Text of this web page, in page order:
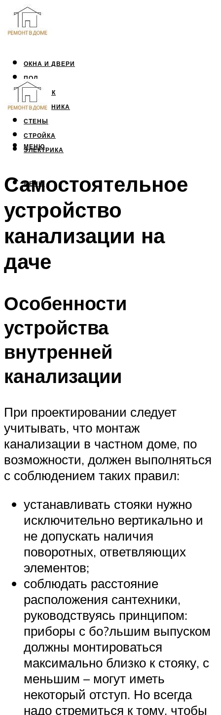
ОКНА И ДВЕРИ
ПОЛ
ПОТОЛОК
САНТЕХНИКА
СТЕНЫ
СТРОЙКА
ЭЛЕКТРИКА
МЕНЮ
МЕНЮ
Самостоятельное
устройство
канализации на
даче
Особенности
устройства
внутренней
канализации
При проектировании следует
учитывать, что монтаж
канализации в частном доме, по
возможности, должен выполняться
с соблюдением таких правил:
устанавливать стояки нужно
исключительно вертикально и
не допускать наличия
поворотных, ответвляющих
элементов;
соблюдать расстояние
расположения сантехники,
руководствуясь принципом:
приборы с бо?льшим выпуском
должны монтироваться
максимально близко к стояку, с
меньшим – могут иметь
некоторый отступ. Но всегда
надо стремиться к тому, чтобы